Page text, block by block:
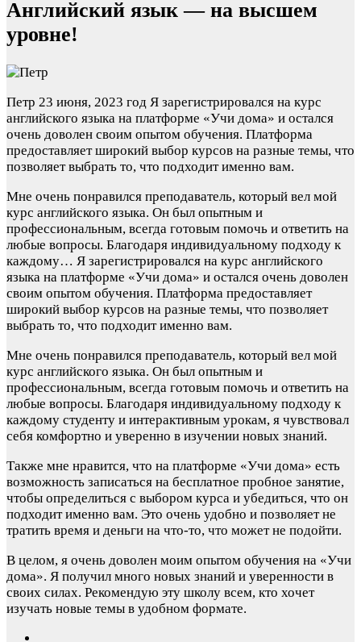
Английский язык — на высшем
уровне!
Петр 23 июня, 2023 год Я зарегистрировался на курс
английского языка на платформе «Учи дома» и остался
очень доволен своим опытом обучения. Платформа
предоставляет широкий выбор курсов на разные темы, что
позволяет выбрать то, что подходит именно вам.
Мне очень понравился преподаватель, который вел мой
курс английского языка. Он был опытным и
профессиональным, всегда готовым помочь и ответить на
любые вопросы. Благодаря индивидуальному подходу к
каждому… Я зарегистрировался на курс английского
языка на платформе «Учи дома» и остался очень доволен
своим опытом обучения. Платформа предоставляет
широкий выбор курсов на разные темы, что позволяет
выбрать то, что подходит именно вам.
Мне очень понравился преподаватель, который вел мой
курс английского языка. Он был опытным и
профессиональным, всегда готовым помочь и ответить на
любые вопросы. Благодаря индивидуальному подходу к
каждому студенту и интерактивным урокам, я чувствовал
себя комфортно и уверенно в изучении новых знаний.
Также мне нравится, что на платформе «Учи дома» есть
возможность записаться на бесплатное пробное занятие,
чтобы определиться с выбором курса и убедиться, что он
подходит именно вам. Это очень удобно и позволяет не
тратить время и деньги на что-то, что может не подойти.
В целом, я очень доволен моим опытом обучения на «Учи
дома». Я получил много новых знаний и уверенности в
своих силах. Рекомендую эту школу всем, кто хочет
изучать новые темы в удобном формате.